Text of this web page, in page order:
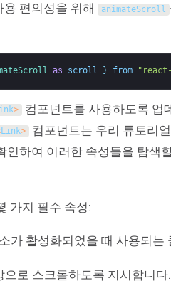
편의성을 위해
animateScroll
as scroll } from
>
컴포넌트를 사용하도록 업
Link> 컴포넌트는 우리 튜토리
인하여 이러한 속성들을 탐색
가지 필수 속성:
가 활성화되었을 때 사용되는
로 스크롤하도록 지시합니다.